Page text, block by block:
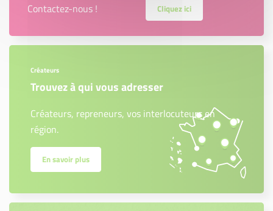
Contactez-nous ! Cliquez ici
Créateurs
Trouvez à qui vous adresser
Créateurs, repreneurs, vos interlocuteurs en
région.
En savoir plus